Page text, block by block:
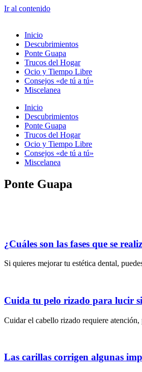
Ir al contenido
Inicio
Descubrimientos
Ponte Guapa
Trucos del Hogar
Ocio y Tiempo Libre
Consejos «de tú a tú»
Miscelanea
Inicio
Descubrimientos
Ponte Guapa
Trucos del Hogar
Ocio y Tiempo Libre
Consejos «de tú a tú»
Miscelanea
Ponte Guapa
¿Cuáles son las fases que se
Si quieres mejorar tu estética dental,
Cuida tu pelo rizado para lucir
Cuidar el cabello rizado requiere
Las carillas corrigen algunas